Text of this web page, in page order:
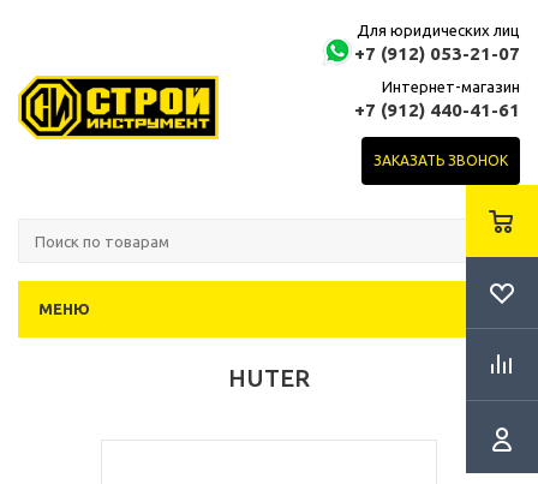
Для юридических лиц
+7 (912) 053-21-07
Интернет-магазин
+7 (912) 440-41-61
ЗАКАЗАТЬ ЗВОНОК
МЕНЮ
HUTER